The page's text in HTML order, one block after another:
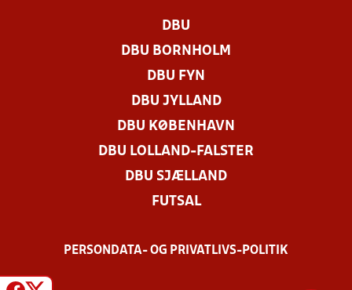
DBU
DBU BORNHOLM
DBU FYN
DBU JYLLAND
DBU KØBENHAVN
DBU LOLLAND-FALSTER
DBU SJÆLLAND
FUTSAL
PERSONDATA- OG PRIVATLIVS-POLITIK